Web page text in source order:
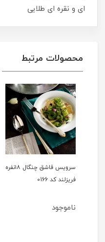
ای و نقره ای طلایی
محصولات مرتبط
سرویس قاشق چنگال ۱۸نفره